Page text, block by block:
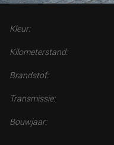
Kleur:
Kilometerstand:
Brandstof:
Transmissie:
Bouwjaar: